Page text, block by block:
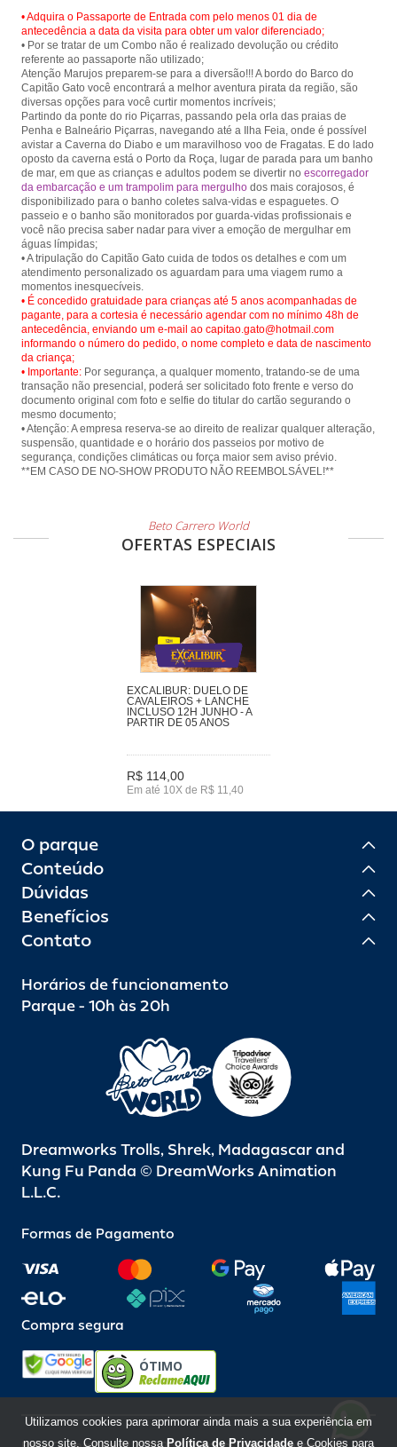
• Adquira o Passaporte de Entrada com pelo menos 01 dia de
antecedência a data da visita para obter um valor diferenciado;
• Por se tratar de um Combo não é realizado devolução ou crédito
referente ao passaporte não utilizado;
Atenção Marujos preparem-se para a diversão!!! A bordo do Barco do
Capitão Gato você encontrará a melhor aventura pirata da região, são
diversas opções para você curtir momentos incríveis;
Partindo da ponte do rio Piçarras, passando pela orla das praias de
Penha e Balneário Piçarras, navegando até a Ilha Feia, onde é possível
avistar a Caverna do Diabo e um maravilhoso voo de Fragatas. E do lado
oposto da caverna está o Porto da Roça, lugar de parada para um banho
de mar, em que as crianças e adultos podem se divertir no escorregador
da embarcação e um trampolim para mergulho dos mais corajosos, é
disponibilizado para o banho coletes salva-vidas e espaguetes. O
passeio e o banho são monitorados por guarda-vidas profissionais e
você não precisa saber nadar para viver a emoção de mergulhar em
águas límpidas;
• A tripulação do Capitão Gato cuida de todos os detalhes e com um
atendimento personalizado os aguardam para uma viagem rumo a
• É concedido gratuidade para crianças até 5 anos acompanhadas de
pagante, para a cortesia é necessário agendar com no mínimo 48h de
antecedência, enviando um e-mail ao capitao.gato@hotmail.com
informando o número do pedido, o nome completo e data de nascimento
da criança;
• Importante: Por segurança, a qualquer momento, tratando-se de uma
transação não presencial, poderá ser solicitado foto frente e verso do
documento original com foto e selfie do titular do cartão segurando o
mesmo documento;
• Atenção: A empresa reserva-se ao direito de realizar qualquer alteração,
suspensão, quantidade e o horário dos passeios por motivo de
segurança, condições climáticas ou força maior sem aviso prévio.
**EM CASO DE NO-SHOW PRODUTO NÃO REEMBOLSÁVEL!**
Beto Carrero World
OFERTAS ESPECIAIS
EXCALIBUR: DUELO DE
CAVALEIROS + LANCHE
INCLUSO 12H JUNHO - A
PARTIR DE 05 ANOS
R$ 114,00
Em até 10X de R$ 11,40
O parque
Conteúdo
Dúvidas
Benefícios
Contato
Horários de funcionamento
Parque - 10h às 20h
Dreamworks Trolls, Shrek, Madagascar and
Kung Fu Panda © DreamWorks Animation
L.L.C.
Formas de Pagamento
Compra segura
ÓTIMO
Utilizamos cookies para aprimorar ainda mais a sua experiência em
nosso site. Consulte nossa Política de Privacidade e Cookies para